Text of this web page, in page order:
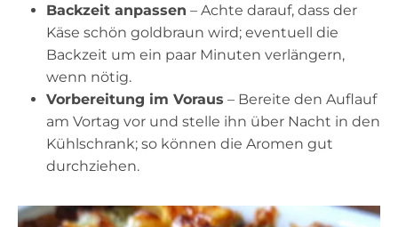
Backzeit anpassen – Achte darauf, dass der
Käse schön goldbraun wird; eventuell die
Backzeit um ein paar Minuten verlängern,
wenn nötig.
Vorbereitung im Voraus – Bereite den Auflauf
am Vortag vor und stelle ihn über Nacht in den
Kühlschrank; so können die Aromen gut
durchziehen.